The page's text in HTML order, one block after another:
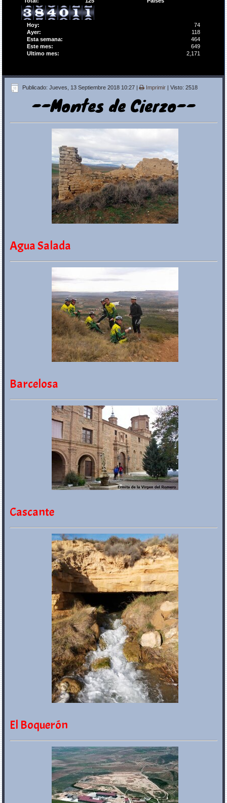
Hoy:
74
Ayer:
118
Esta semana:
464
Este mes:
649
Ultimo mes:
2,171
Publicado: Jueves, 13 Septiembre 2018 10:27 | Imprimir | Visto: 2518
--Montes de Cierzo--
Agua Salada
Barcelosa
Cascante
El Boquerón